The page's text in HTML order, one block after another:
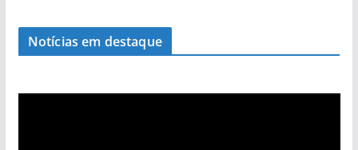
Notícias em destaque
milhões de euros na construção de dois
hotéis (com vídeo)